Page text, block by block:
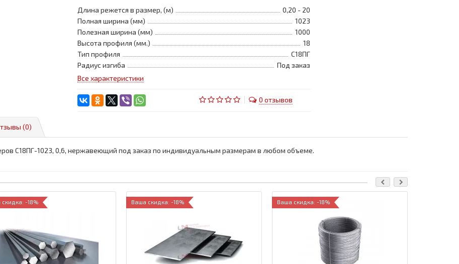
Длина режется в размер, (м)
0,20 - 20
Полная ширина (мм)
1023
Полезная ширина (мм)
1000
Высота профиля (мм.)
18
Тип профиля
С18ПГ
Радиус изгиба
Под заказ
Все характеристики
0 отзывов
(0)
С18ПГ-1023, 0,6, нержавеющий под заказ по индивидуальным размерам в любом объеме.
-18% Ваша скидка: -18% Ваша скидка: -18%